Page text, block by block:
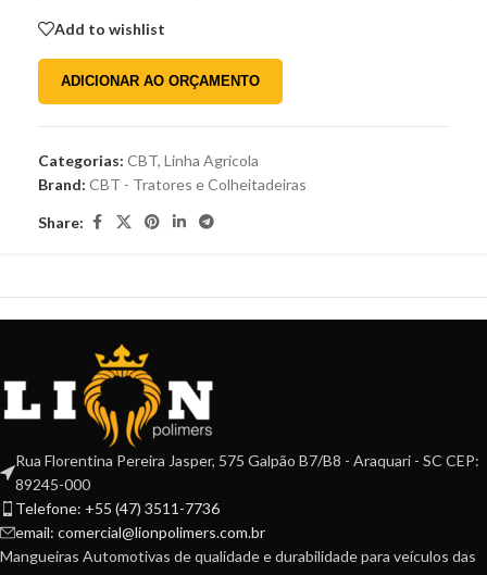
Add to wishlist
ADICIONAR AO ORÇAMENTO
Categorias: CBT, Linha Agrícola
Brand: CBT - Tratores e Colheitadeiras
Share:
Rua Florentina Pereira Jasper, 575 Galpão B7/B8 - Araquari - SC CEP:
89245-000
Telefone: +55 (47) 3511-7736
email: comercial@lionpolimers.com.br
Mangueiras Automotivas de qualidade e durabilidade para veículos das